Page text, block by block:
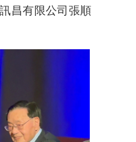
昌有限公司張順